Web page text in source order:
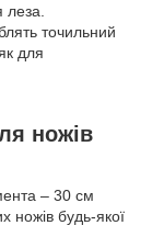
точильний
для
ножів
– 30 см
ножів будь-якої